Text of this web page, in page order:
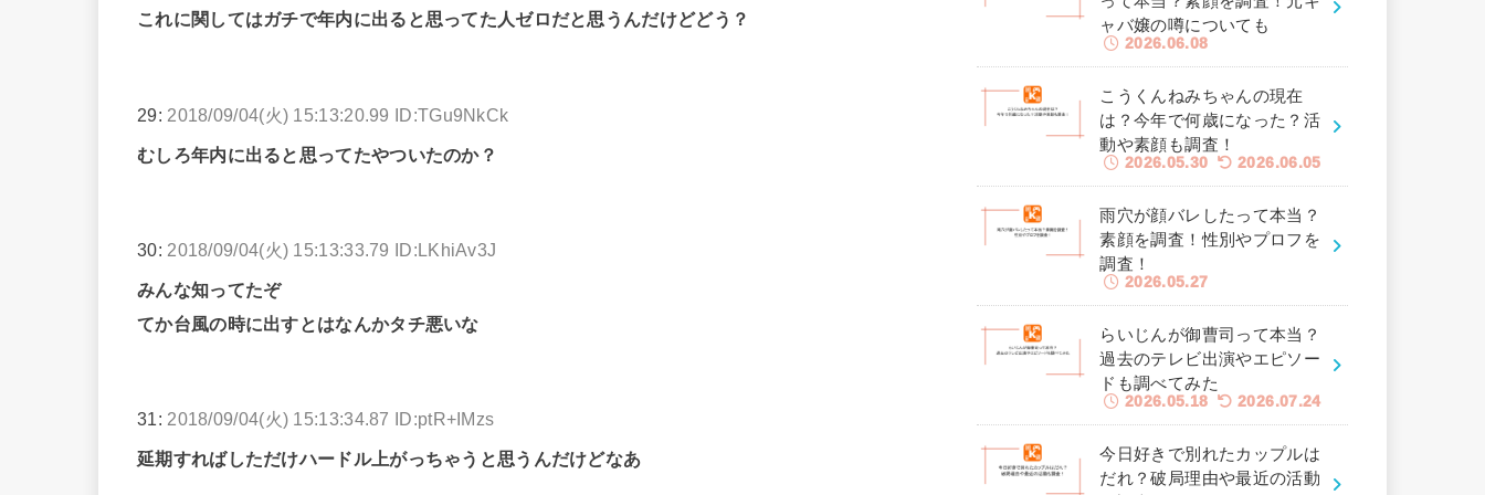
これに関してはガチで年内に出ると思ってた人ゼロだと思うんだけどどう？
29: 2018/09/04(火) 15:13:20.99 ID:TGu9NkCk
むしろ年内に出ると思ってたやついたのか？
30: 2018/09/04(火) 15:13:33.79 ID:LKhiAv3J
みんな知ってたぞ
てか台風の時に出すとはなんかタチ悪いな
31: 2018/09/04(火) 15:13:34.87 ID:ptR+IMzs
延期すればしただけハードル上がっちゃうと思うんだけどなあ
ャバ嬢の噂についても
2026.06.08
こうくんねみちゃんの現在
は？今年で何歳になった？活
動や素顔も調査！
2026.05.30 2026.06.05
雨穴が顔バレしたって本当？
素顔を調査！性別やプロフを
調査！
2026.05.27
らいじんが御曹司って本当？
過去のテレビ出演やエピソー
ドも調べてみた
2026.05.18 2026.07.24
今日好きで別れたカップルは
だれ？破局理由や最近の活動